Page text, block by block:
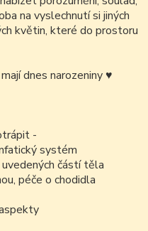
na vyslechnutí si jiných
květin, které do prostoru
dnes narozeniny♥
-
systém
uvedených částí těla
péče o chodidla